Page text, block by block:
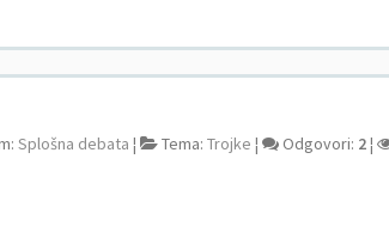
Splošna debata ¦ Tema: Trojke ¦ Odgovori: 2¦